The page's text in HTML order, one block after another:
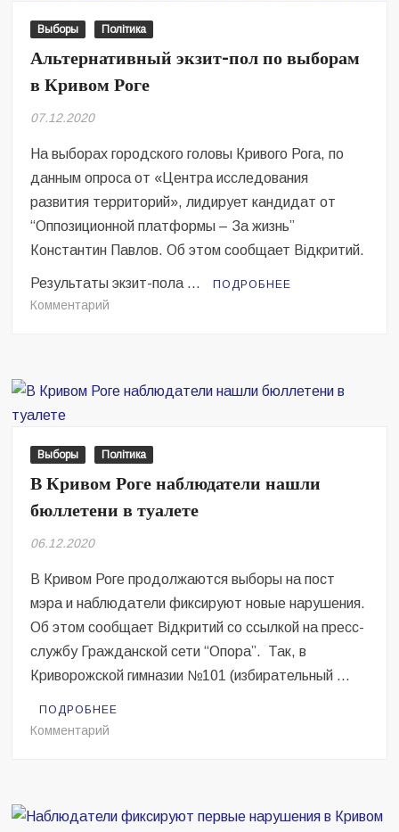
другим
Выборы Політика
Альтернативный экзит-пол по выборам
в Кривом Роге
07.12.2020
На выборах городского головы Кривого Рога, по
данным опроса от «Центра исследования
развития территорий», лидирует кандидат от
“Оппозиционной платформы – За жизнь”
Константин Павлов. Об этом сообщает Відкритий.
Результаты экзит-пола … ПОДРОБНЕЕ
Комментарий
по
Кривом
Роге
Выборы Політика
В Кривом Роге наблюдатели нашли
бюллетени в туалете
06.12.2020
В Кривом Роге продолжаются выборы на пост
мэра и наблюдатели фиксируют новые нарушения.
Об этом сообщает Відкритий со ссылкой на пресс-
службу Гражданской сети “Опора”. Так, в
Криворожской гимназии №101 (избирательный …
ПОДРОБНЕЕ
Комментарий
наблюдатели